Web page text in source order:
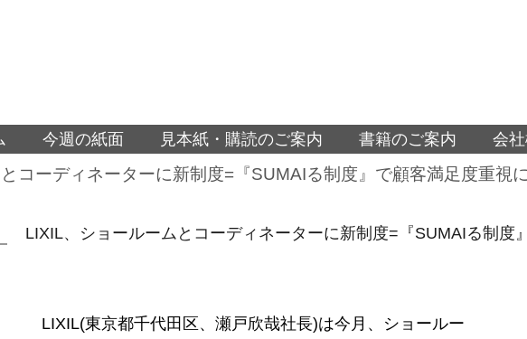
今週の紙面 見本紙・購読のご案内 書籍のご案内 会
コーディネーターに新制度=『SUMAIる制度』で顧客満足度重視
LIXIL、ショールームとコーディネーターに新制度=『SUMAIる制度
LIXIL(東京都千代田区、瀬戸欣哉社長)は今月、ショールー